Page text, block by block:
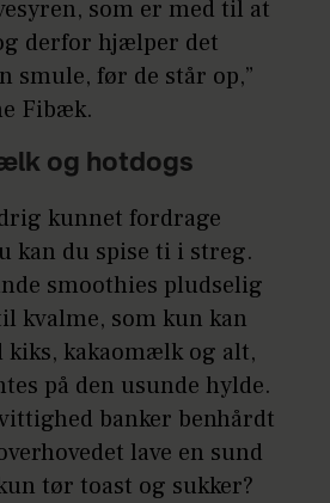
som er med til at
derfor hjælper det
smule, før de står op,”
Fibæk.
og hotdogs
kunnet fordrage
kan du spise ti i streg.
smoothies pludselig
kvalme, som kun kan
kiks, kakaomælk og alt,
på den usunde hylde.
banker benhårdt
lave en sund
tør toast og sukker?